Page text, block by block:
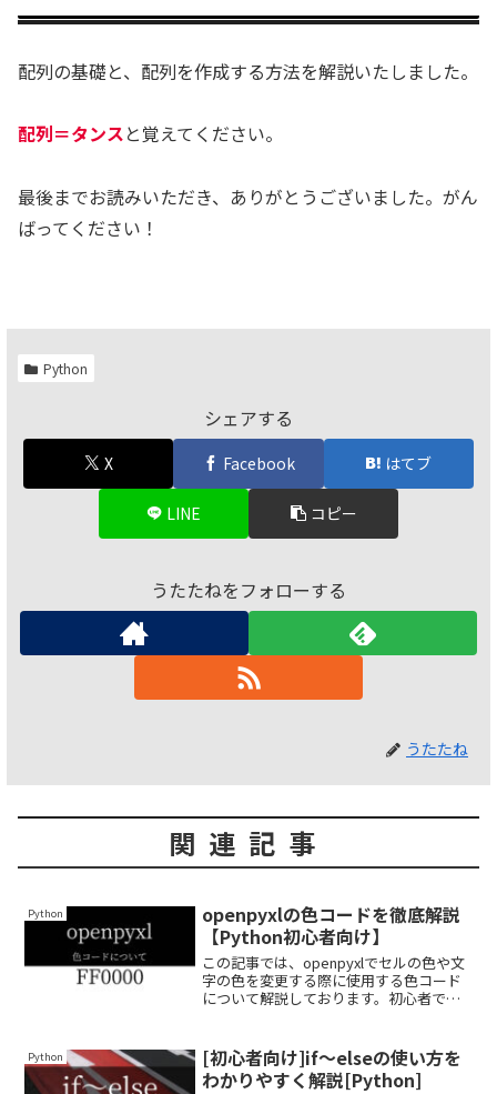
配列の基礎と、配列を作成する方法を解説いたしました。
配列＝タンスと覚えてください。
最後までお読みいただき、ありがとうございました。がん
ばってください！
Python
シェアする
X Facebook はてブ
LINE コピー
うたたねをフォローする
うたたね
関連記事
Python
openpyxlの色コードを徹底解説
【Python初心者向け】
この記事では、openpyxlでセルの色や文
字の色を変更する際に使用する色コード
について解説しております。初心者でも
で読んでいってください。
Python
[初心者向け]if～elseの使い方を
わかりやすく解説[Python]